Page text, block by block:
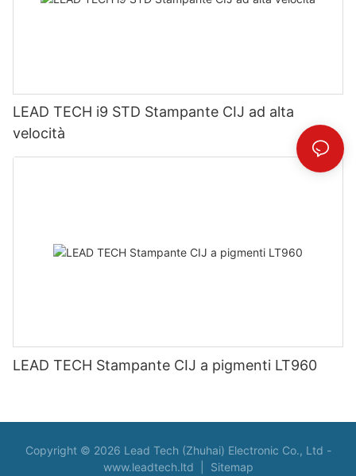
LEAD TECH i9 STD Stampante CIJ ad alta
velocità
LEAD TECH Stampante CIJ a pigmenti LT960
Copyright © 2026 Lead Tech (Zhuhai) Electronic Co., Ltd -
www.leadtech.ltd
Sitemap